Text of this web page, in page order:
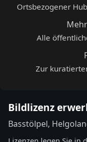
Ortsbezogener
Alle
Zur
Bildlizenz
Basstölpel,